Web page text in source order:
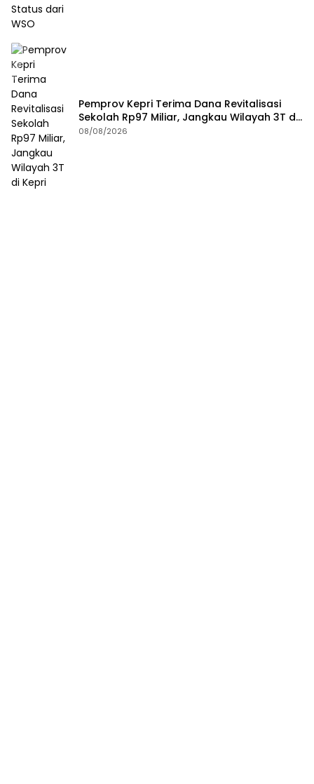
Pemprov Kepri Terima Dana Revitalisasi
Sekolah Rp97 Miliar, Jangkau Wilayah 3T di
Kepri
08/08/2026